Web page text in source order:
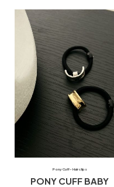
Pony Cuff- Hair clips
PONY CUFF BABY